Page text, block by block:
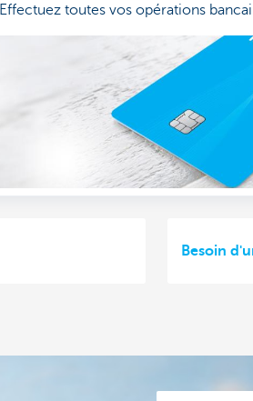
Effectuez toutes vos opérations
Besoin